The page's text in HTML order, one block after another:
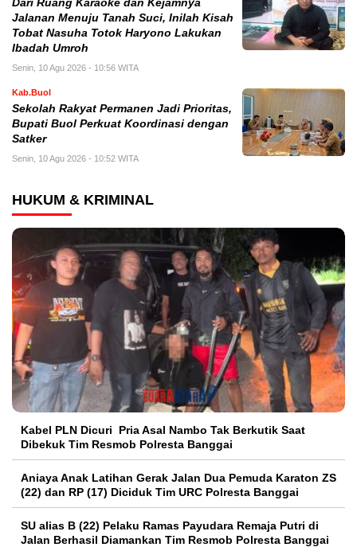
Dari Ruang Karaoke dan Kejamnya
Jalanan Menuju Tanah Suci, Inilah Kisah
Tobat Nasuha Totok Haryono Lakukan
Ibadah Umroh
Senin, 10 Agu 2026 - 10:56 WITA
Kab.Buol
Sekolah Rakyat Permanen Jadi Prioritas,
Bupati Buol Perkuat Koordinasi dengan
Satker
Senin, 10 Agu 2026 - 10:52 WITA
HUKUM & KRIMINAL
Kabel PLN Dicuri Pria Asal Nambo Tak Berkutik Saat
Dibekuk Tim Resmob Polresta Banggai
Aniaya Anak Latihan Gerak Jalan Dua Pemuda Karaton ZS
(22) dan RP (17) Diciduk Tim URC Polresta Banggai
SU alias B (22) Pelaku Ramas Payudara Remaja Putri di
Jalan Berhasil Diamankan Tim Resmob Polresta Banggai